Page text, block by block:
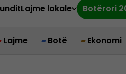
Lajme lokale Botërori
Lajme Botë Ekonomi